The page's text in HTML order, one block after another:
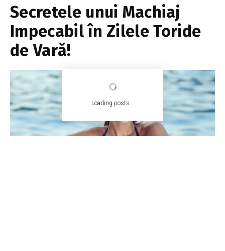
Loading posts...
Secretele unui Machiaj
Impecabil în Zilele Toride
de Vară!